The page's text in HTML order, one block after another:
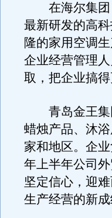
在海尔集团
最新研发的高
隆的家用空调
企业经营管理
取，把企业搞得
青岛金王集
蜡烛产品、沐
家和地区。企
年上半年公司
坚定信心，迎
生产经营的新成